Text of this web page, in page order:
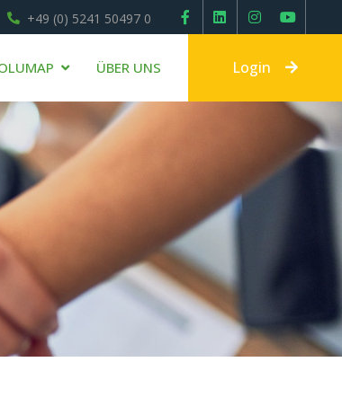
+49 (0) 5241 50497 0
ÜBER UNS Login